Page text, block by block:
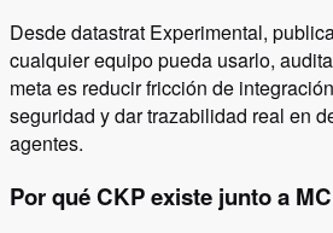
Desde datastrat Experimental,
cualquier equipo pueda usarlo,
meta es reducir fricción de
seguridad y dar trazabilidad real en
agentes.
Por qué CKP existe junto a